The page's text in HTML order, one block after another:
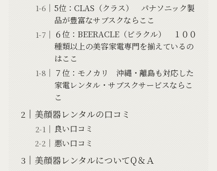
5位：CLAS（クラス） パナソニック製
品が豊富なサブスクならここ
６位：BEERACLE（ビラクル） １００
種類以上の美容家電専門を揃えているの
はここ
７位：モノカリ 沖縄・離島も対応した
家電レンタル・サブスクサービスならこ
こ
美顔器レンタルの口コミ
良い口コミ
悪い口コミ
美顔器レンタルについてQ＆Ａ